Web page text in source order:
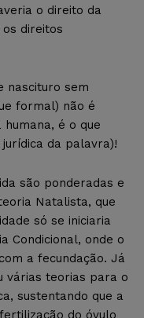
o direito da
direitos
nascituro sem
formal) não é
humana, é o que
jurídica da palavra)!
são ponderadas e
Natalista, que
só se iniciaria
Condicional, onde o
a fecundação. Já
várias teorias para o
sustentando que a
do óvulo